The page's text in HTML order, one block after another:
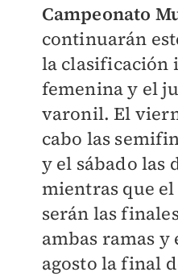
Campeonato
continuarán
la
femenina y el
varonil. El
cabo las
y el sábado las
mientras que
serán las
ambas ramas y
agosto la final